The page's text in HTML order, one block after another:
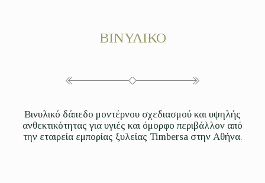
ΒΙΝΥΛΙΚΟ
Βινυλικό δάπεδο μοντέρνου σχεδιασμού και υψηλής
ανθεκτικότητας για υγιές και όμορφο περιβάλλον από
την εταιρεία εμπορίας ξυλείας Timbersa στην Αθήνα.